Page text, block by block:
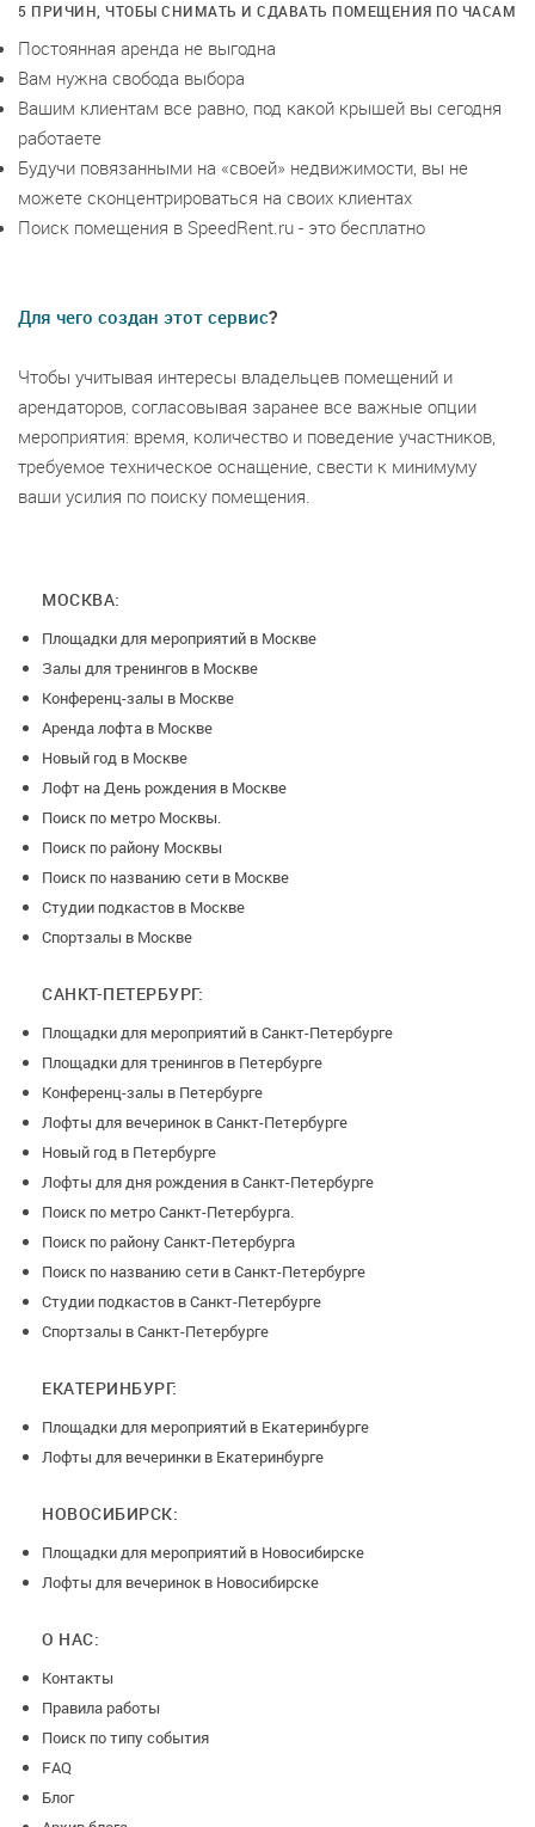
5 ПРИЧИН, ЧТОБЫ СНИМАТЬ И СДАВАТЬ ПОМЕЩЕНИЯ ПО ЧАСАМ
Постоянная аренда не выгодна
Вам нужна свобода выбора
Вашим клиентам все равно, под какой крышей вы сегодня
работаете
Будучи повязанными на «своей» недвижимости, вы не
можете сконцентрироваться на своих клиентах
Поиск помещения в SpeedRent.ru - это бесплатно
Для чего создан этот сервис?
Чтобы учитывая интересы владельцев помещений и
арендаторов, согласовывая заранее все важные опции
мероприятия: время, количество и поведение участников,
требуемое техническое оснащение, свести к минимуму
ваши усилия по поиску помещения.
МОСКВА:
Площадки для мероприятий в Москве
Залы для тренингов в Москве
Конференц-залы в Москве
Аренда лофта в Москве
Новый год в Москве
Лофт на День рождения в Москве
Поиск по метро Москвы.
Поиск по району Москвы
Поиск по названию сети в Москве
Студии подкастов в Москве
Спортзалы в Москве
САНКТ-ПЕТЕРБУРГ:
Площадки для мероприятий в Санкт-Петербурге
Площадки для тренингов в Петербурге
Конференц-залы в Петербурге
Лофты для вечеринок в Санкт-Петербурге
Новый год в Петербурге
Лофты для дня рождения в Санкт-Петербурге
Поиск по метро Санкт-Петербурга.
Поиск по району Санкт-Петербурга
Поиск по названию сети в Санкт-Петербурге
Студии подкастов в Санкт-Петербурге
Спортзалы в Санкт-Петербурге
ЕКАТЕРИНБУРГ:
Площадки для мероприятий в Екатеринбурге
Лофты для вечеринки в Екатеринбурге
НОВОСИБИРСК:
Площадки для мероприятий в Новосибирске
Лофты для вечеринок в Новосибирске
О НАС:
Контакты
Правила работы
Поиск по типу события
FAQ
Блог